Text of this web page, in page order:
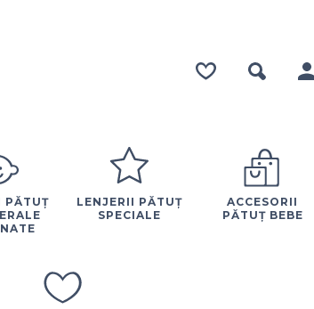
PĂTUȚ
LENJERII PĂTUȚ
SPECIALE
ACCESORII
PĂTUȚ BEBE